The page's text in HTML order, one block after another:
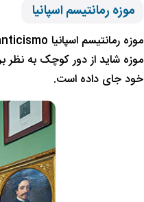
موزه رمانتیسم اسپانیا
خود جای داده است.